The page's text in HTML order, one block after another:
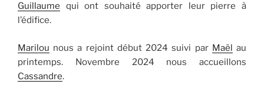
Guillaume qui ont souhaité apporter leur pierre à
l’édifice.
Marilou nous a rejoint début 2024 suivi par Maël au
printemps. Novembre 2024 nous accueillons
Cassandre.